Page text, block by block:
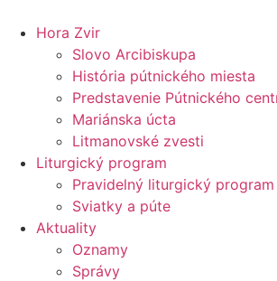
Hora Zvir
Slovo Arcibiskupa
História pútnického miesta
Predstavenie Pútnického
Mariánska úcta
Litmanovské zvesti
Liturgický program
Pravidelný liturgický
Sviatky a púte
Aktuality
Oznamy
Správy